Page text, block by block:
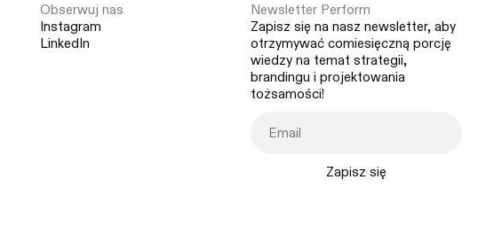
Obserwuj nas
Instagram
LinkedIn
Newsletter Perform
Zapisz się na nasz newsletter, aby
otrzymywać comiesięczną porcję
wiedzy na temat strategii,
brandingu i projektowania
tożsamości!
Zapisz się